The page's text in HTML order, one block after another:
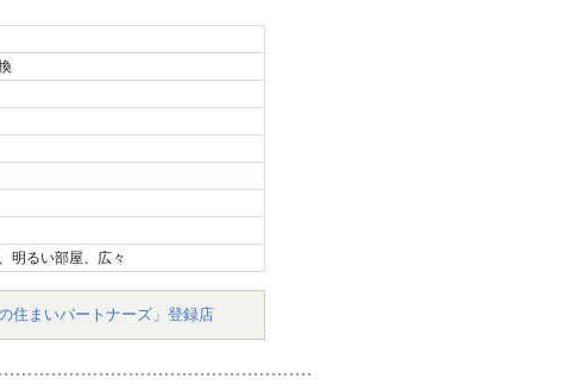
明るい部屋、広々
住まいパートナーズ」登録店